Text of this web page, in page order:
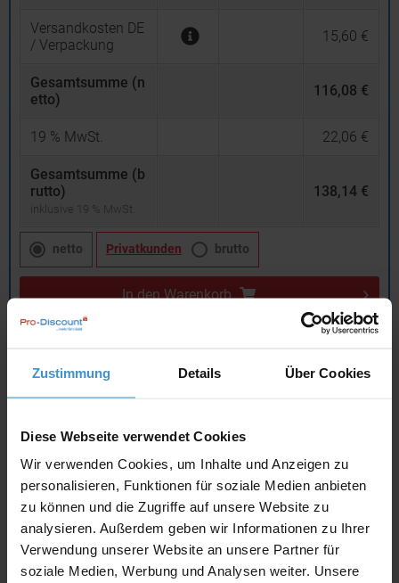
Zustimmung Details Über Cookies
Diese Webseite verwendet Cookies
Wir verwenden Cookies, um Inhalte und Anzeigen zu
personalisieren, Funktionen für soziale Medien anbieten
zu können und die Zugriffe auf unsere Website zu
analysieren. Außerdem geben wir Informationen zu Ihrer
Verwendung unserer Website an unsere Partner für
soziale Medien, Werbung und Analysen weiter. Unsere
Versandkosten DE
/ Verpackung
15,60 €
Gesamtsumme (n
etto)
116,08 €
19 % MwSt. 22,06 €
Gesamtsumme (b
rutto)
inklusive 19 % MwSt.
138,14 €
netto Privatkunden brutto
In den Warenkorb
Lieferzeiten
Artikel mit Werbeanbringung:
Muster mit Ihrer
Werbeanbringung zur Freigabe
der Produktion:
ca. 10 Werktage